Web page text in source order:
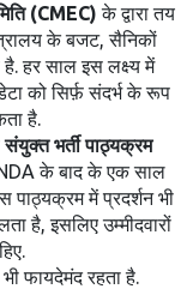
(CMEC) के द्वारा तय
के बजट, सैनिकों
हर साल इस लक्ष्य में
को सिर्फ़ संदर्भ के रूप
है.
संयुक्त भर्ती पाठ्यक्रम
NDA के बाद के एक साल
में प्रदर्शन भी
है, इसलिए उम्मीदवारों
फायदेमंद रहता है.